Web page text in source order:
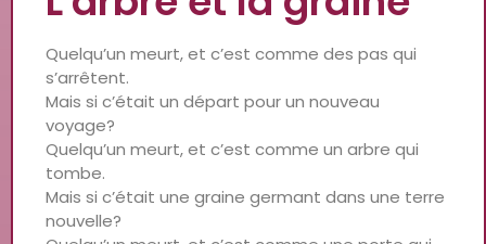
Quelqu’un meurt, et c’est comme des pas qui
s’arrêtent.
Mais si c’était un départ pour un nouveau
voyage?
Quelqu’un meurt, et c’est comme un arbre qui
tombe.
Mais si c’était une graine germant dans une terre
nouvelle?